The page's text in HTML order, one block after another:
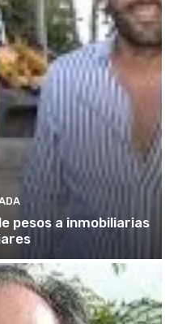
pesos a inmobiliarias